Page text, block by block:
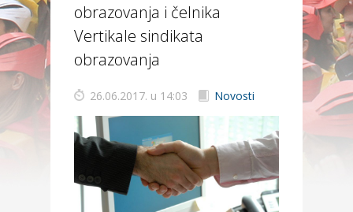
obrazovanja i čelnika
Vertikale sindikata
obrazovanja
26.06.2017. u 14:03 Novosti